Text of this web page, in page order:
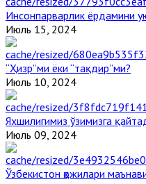
Инсонпарварлик ёрдамини
Июль 15, 2024
“Ҳизр”ми ёки “тақдир”ми?
Июль 10, 2024
Яхшилигимиз ўзимизга
Июль 09, 2024
Ўзбекистон ҳожилари